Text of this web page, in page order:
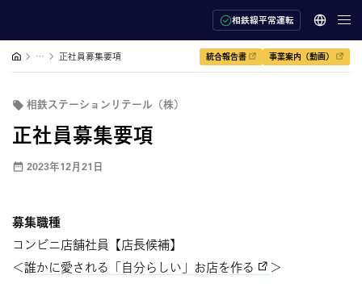
相鉄線平常運転
… 正社員募集要項 統合報告書 事業案内（動画）
2023年12月21日
相鉄ステーションリテール（株）
正社員募集要項
募集職種
コンビニ店舗社員【店長候補】
＜誰かに愛される「自分らしい」お店を作る ＞